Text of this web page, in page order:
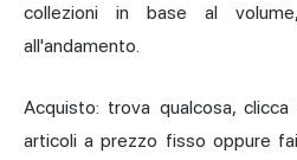
collezioni in base al
all'andamento.
Acquisto: trova qualcosa,
articoli a prezzo fisso oppure